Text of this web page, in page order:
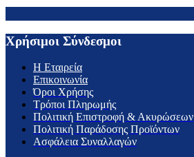
Χρήσιμοι Σύνδεσμοι
H Εταιρεία
Επικοινωνία
Όροι Χρήσης
Τρόποι Πληρωμής
Πολιτική Επιστροφή & Ακυρώσεων
Πολιτική Παράδοσης Προϊόντων
Ασφάλεια Συναλλαγών